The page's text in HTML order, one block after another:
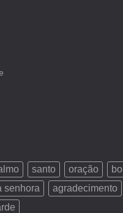
santo oração
senhora
agradecimento